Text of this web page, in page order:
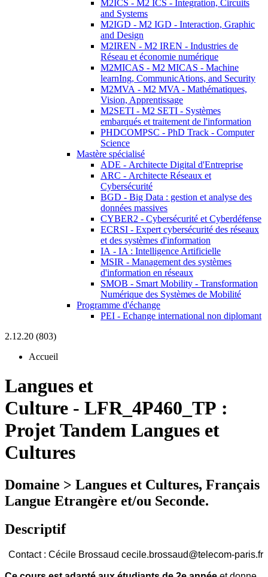
M2ICS - M2 ICS - Integration, Circuits
and Systems
M2IGD - M2 IGD - Interaction, Graphic
and Design
M2IREN - M2 IREN - Industries de
Réseau et économie numérique
M2MICAS - M2 MICAS - Machine
learnIng, CommunicAtions, and Security
M2MVA - M2 MVA - Mathématiques,
Vision, Apprentissage
M2SETI - M2 SETI - Systèmes
embarqués et traitement de l'information
PHDCOMPSC - PhD Track - Computer
Science
Mastère spécialisé
ADE - Architecte Digital d'Entreprise
ARC - Architecte Réseaux et
Cybersécurité
BGD - Big Data : gestion et analyse des
données massives
CYBER2 - Cybersécurité et Cyberdéfense
ECRSI - Expert cybersécurité des réseaux
et des systèmes d'information
IA - IA : Intelligence Artificielle
MSIR - Management des systèmes
d'information en réseaux
SMOB - Smart Mobility - Transformation
Numérique des Systèmes de Mobilité
Programme d'échange
PEI - Echange international non diplomant
2.12.20 (803)
Accueil
Langues et
Culture - LFR_4P460_TP :
Projet Tandem Langues et
Cultures
Domaine > Langues et Cultures, Français
Langue Etrangère et/ou Seconde.
Descriptif
Contact : Cécile Brossaud cecile.brossaud@telecom-paris.fr